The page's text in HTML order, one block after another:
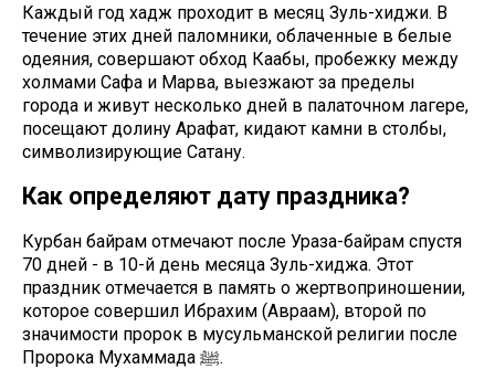
Каждый год хадж проходит в месяц Зуль-хиджи. В
течение этих дней паломники, облаченные в белые
одеяния, совершают обход Каабы, пробежку между
холмами Сафа и Марва, выезжают за пределы
города и живут несколько дней в палаточном лагере,
посещают долину Арафат, кидают камни в столбы,
символизирующие Сатану.
Как определяют дату праздника?
Курбан байрам отмечают после Ураза-байрам спустя
70 дней - в 10-й день месяца Зуль-хиджа. Этот
праздник отмечается в память о жертвоприношении,
которое совершил Ибрахим (Авраам), второй по
значимости пророк в мусульманской религии после
Пророка Мухаммада ﷺ.